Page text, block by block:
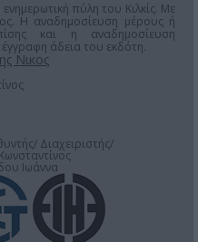
πύλη του Κιλκίς. Με
Η αναδημοσίευση μέρους ή
και η αναδημοσίευση
άδεια του εκδότη.
Νικος
Διαχειριστής/
Ιωάννα